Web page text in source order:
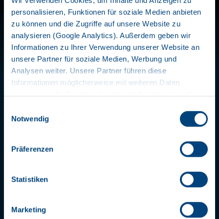
personalisieren, Funktionen für soziale Medien anbieten
zu können und die Zugriffe auf unsere Website zu
analysieren (Google Analytics). Außerdem geben wir
Informationen zu Ihrer Verwendung unserer Website an
unsere Partner für soziale Medien, Werbung und
Analysen weiter. Unsere Partner führen diese
Informationen möglicherweise mit weiteren Daten
zusammen, die Sie ihnen bereitgestellt haben oder die
haben. Wir setzen im Rahmen des Trackings auch
abweichenden Datenschutzbestimmungen ein, wodurch
das Risiko von behördlichen Zugriffen bzw. von
Datenschutzerklärung
Notwendig
Präferenzen
Statistiken
Marketing
Telematics
Financement
Garantie
Boutique de pièces détachées